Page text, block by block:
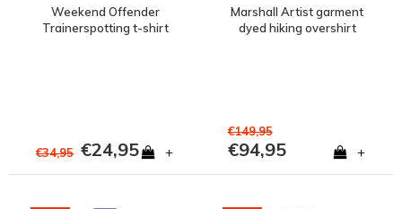
Weekend Offender
Trainerspotting t-shirt
€34,95 €24,95 +
Marshall Artist garment
dyed hiking overshirt
€149,95
€94,95 +